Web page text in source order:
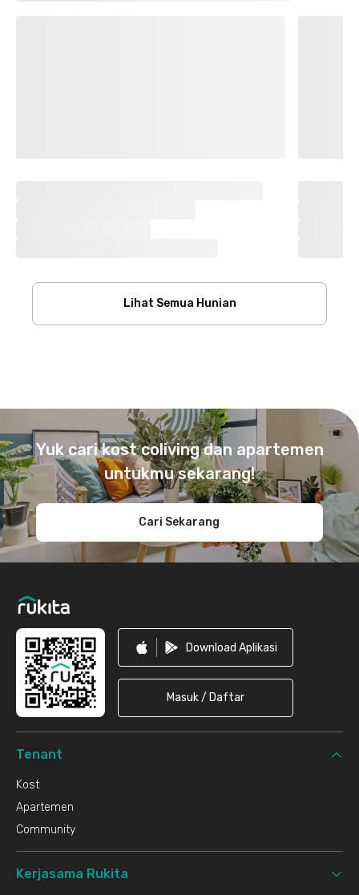
Lihat Semua Hunian
Yuk cari kost coliving dan apartemen
untukmu sekarang!
Cari Sekarang
Download Aplikasi
Masuk / Daftar
Tenant
Kost
Apartemen
Community
Kerjasama Rukita